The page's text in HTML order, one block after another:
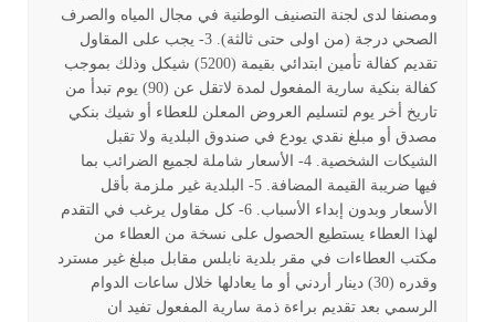
ومصنفا لدى لجنة التصنيف الوطنية في مجال المياه والصرف
الصحي درجة (من اولى حتى ثالثة). 3- يجب على المقاول
تقديم كفالة تأمين ابتدائي بقيمة (5200) شيكل وذلك بموجب
كفالة بنكية سارية المفعول لمدة لاتقل عن (90) يوم تبدأ من
تاريخ أخر يوم لتسليم العروض المعلن للعطاء أو شيك بنكي
مصدق أو مبلغ نقدي يودع في صندوق البلدية ولا تقبل
الشيكات الشخصية. 4- الأسعار شاملة لجميع الضرائب بما
فيها ضريبة القيمة المضافة. 5- البلدية غير ملزمة بأقل
الأسعار وبدون إبداء الأسباب. 6- كل مقاول يرغب في التقدم
لهذا العطاء يستطيع الحصول على نسخة من العطاء من
مكتب العطاءات في مقر بلدية نابلس مقابل مبلغ غير مسترد
وقدره (30) دينار أردني أو ما يعادلها خلال ساعات الدوام
الرسمي بعد تقديم براءة ذمة سارية المفعول تفيد ان